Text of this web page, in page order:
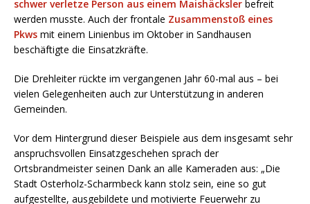
schwer verletze Person aus einem Maishäcksler befreit
werden musste. Auch der frontale Zusammenstoß eines
Pkws mit einem Linienbus im Oktober in Sandhausen
beschäftigte die Einsatzkräfte.
Die Drehleiter rückte im vergangenen Jahr 60-mal aus – bei
vielen Gelegenheiten auch zur Unterstützung in anderen
Gemeinden.
Vor dem Hintergrund dieser Beispiele aus dem insgesamt sehr
anspruchsvollen Einsatzgeschehen sprach der
Ortsbrandmeister seinen Dank an alle Kameraden aus: „Die
Stadt Osterholz-Scharmbeck kann stolz sein, eine so gut
aufgestellte, ausgebildete und motivierte Feuerwehr zu